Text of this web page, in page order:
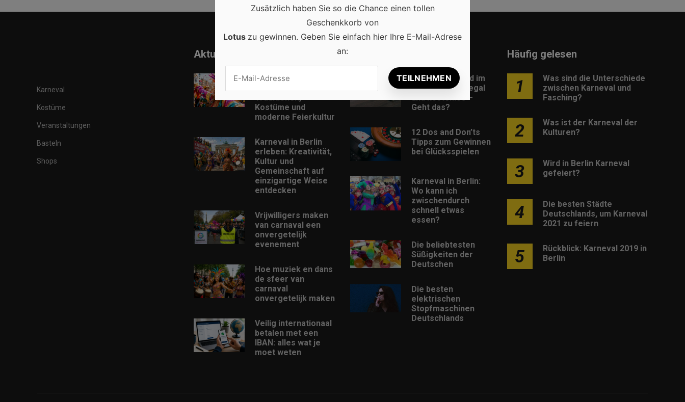
Karneval
Kostüme
Veranstaltungen
Basteln
Shops
Aktuell
Karneval in
Kostüme und
moderne Feierkultur
Karneval in Berlin
erleben: Kreativität,
Kultur und
Gemeinschaft auf
einzigartige Weise
entdecken
Vrijwilligers maken
van carnaval een
onvergetelijk
evenement
Hoe muziek en dans
de sfeer van
carnaval
onvergetelijk maken
Veilig internationaal
betalen met een
IBAN: alles wat je
moet weten
Musik Download im
MP3-Format: Legal
und kostenlos –
Geht das?
12 Dos and Don’ts
Tipps zum Gewinnen
bei Glücksspielen
Karneval in Berlin:
Wo kann ich
zwischendurch
schnell etwas
essen?
Die beliebtesten
Süßigkeiten der
Deutschen
Die besten
elektrischen
Stopfmaschinen
Deutschlands
Häufig gelesen
1
Was sind die Unterschiede
zwischen Karneval und
Fasching?
2
Was ist der Karneval der
Kulturen?
3
Wird in Berlin Karneval
gefeiert?
4
Die besten Städte
Deutschlands, um Karneval
2021 zu feiern
5
Rückblick: Karneval 2019 in
Berlin
Zusätzlich haben Sie so die Chance einen tollen
Geschenkkorb von
Lotus zu gewinnen. Geben Sie einfach hier Ihre E-Mail-Adrese
an: